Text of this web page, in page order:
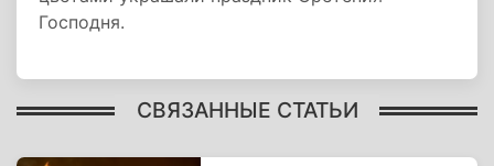
Господня.
СВЯЗАННЫЕ СТАТЬИ